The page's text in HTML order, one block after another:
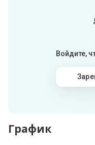
Войдите,
График